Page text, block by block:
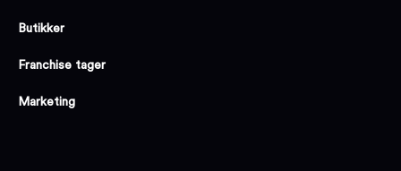
Butikker
Franchise tager
Marketing